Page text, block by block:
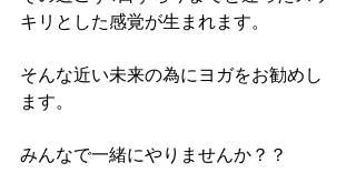
キリとした感覚が生まれます。
そんな近い未来の為にヨガをお勧めし
ます。
みんなで一緒にやりませんか？？